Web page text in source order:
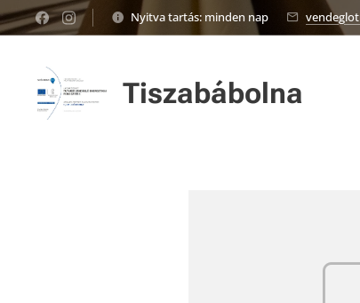
Nyitva tartás: minden nap
Tiszabábolna